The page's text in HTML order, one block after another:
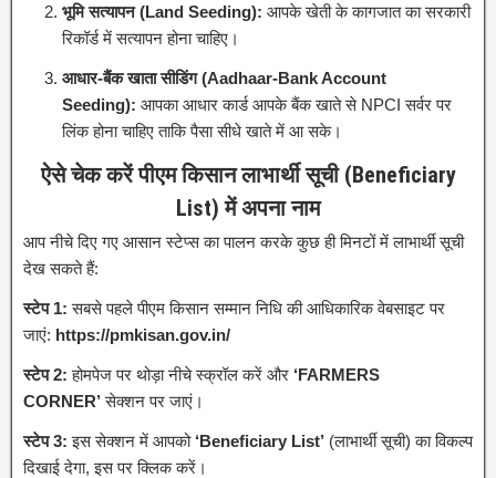
भूमि सत्यापन (Land Seeding): आपके खेती के कागजात का सरकारी
रिकॉर्ड में सत्यापन होना चाहिए।
आधार-बैंक खाता सीडिंग (Aadhaar-Bank Account
Seeding): आपका आधार कार्ड आपके बैंक खाते से NPCI सर्वर पर
लिंक होना चाहिए ताकि पैसा सीधे खाते में आ सके।
ऐसे चेक करें पीएम किसान लाभार्थी सूची (Beneficiary
List) में अपना नाम
आप नीचे दिए गए आसान स्टेप्स का पालन करके कुछ ही मिनटों में लाभार्थी सूची
देख सकते हैं:
स्टेप 1: सबसे पहले पीएम किसान सम्मान निधि की आधिकारिक वेबसाइट पर
जाएं: https://pmkisan.gov.in/
स्टेप 2: होमपेज पर थोड़ा नीचे स्क्रॉल करें और ‘FARMERS
CORNER’सेक्शन पर जाएं।
स्टेप 3: इस सेक्शन में आपको ‘Beneficiary List’ (लाभार्थी सूची) का विकल्प
दिखाई देगा, इस पर क्लिक करें।